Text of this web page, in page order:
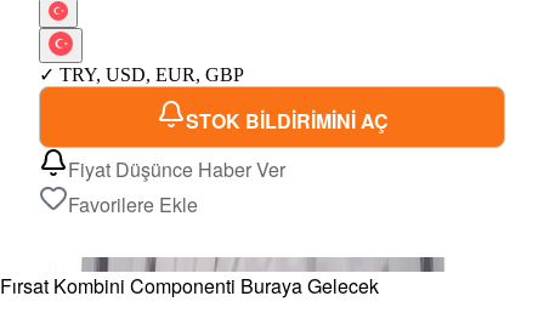
✓ TRY, USD, EUR, GBP
STOK BİLDİRİMİNİ AÇ
Fiyat Düşünce Haber Ver
Favorilere Ekle
Fırsat Kombini Componenti Buraya Gelecek